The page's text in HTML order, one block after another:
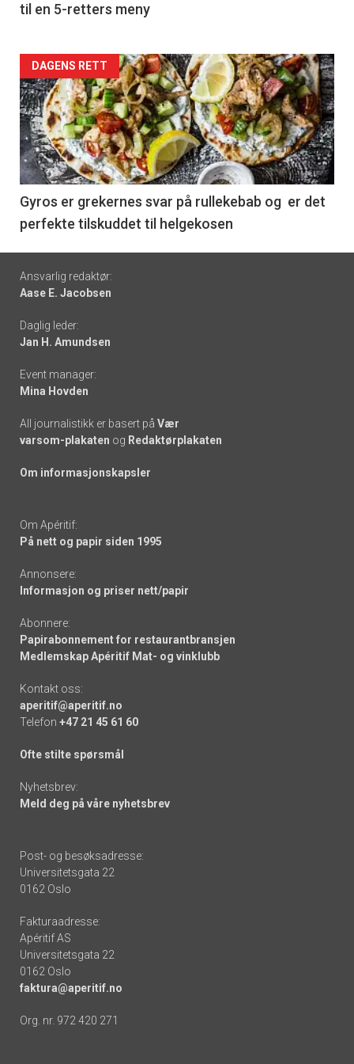
til en 5-retters meny
Forsiden
akkurat
nå
-
6
DAGENS RETT
Gyros er grekernes svar på rullekebab og er det
perfekte tilskuddet til helgekosen
Footer
-
links
Ansvarlig redaktør:
Aase E. Jacobsen
Daglig leder:
Jan H. Amundsen
Event manager:
Mina Hovden
All journalistikk er basert på Vær
varsom-plakaten og Redaktørplakaten
Om informasjonskapsler
Om Apéritif:
På nett og papir siden 1995
Annonsere:
Informasjon og priser nett/papir
Abonnere:
Papirabonnement for restaurantbransjen
Medlemskap Apéritif Mat- og vinklubb
Kontakt oss:
aperitif@aperitif.no
Telefon +47 21 45 61 60
Ofte stilte spørsmål
Nyhetsbrev:
Meld deg på våre nyhetsbrev
Post- og besøksadresse:
Universitetsgata 22
0162 Oslo
Fakturaadresse:
Apéritif AS
Universitetsgata 22
0162 Oslo
faktura@aperitif.no
Org. nr. 972 420 271